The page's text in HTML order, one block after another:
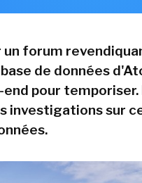
un forum
de données
pour temporiser.
investigations sur